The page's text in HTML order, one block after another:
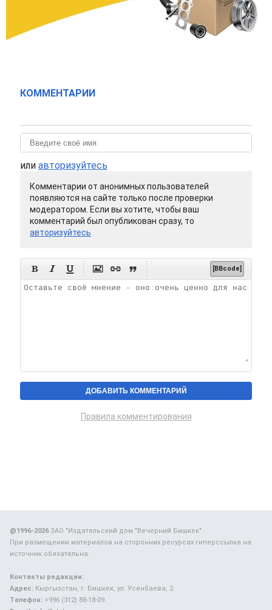
КОММЕНТАРИИ
или авторизуйтесь
Комментарии от анонимных пользователей
появляются на сайте только после проверки
модератором. Если вы хотите, чтобы ваш
комментарий был опубликован сразу, то
авторизуйтесь
      [BBcode]
Правила комментирования
@1996-2026ЗАО "Издательский дом "Вечерний Бишкек"
При размещении материалов на сторонних ресурсах гиперссылка на
источник обязательна.
Контакты редакции:
Адрес: Кыргызстан, г. Бишкек, ул. Усенбаева, 2.
Телефон: +996 (312) 88-18-09.